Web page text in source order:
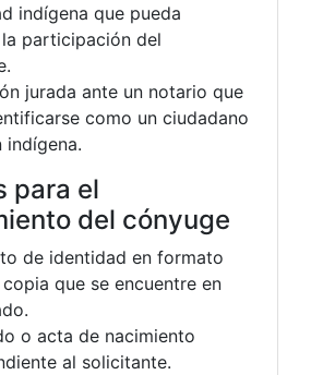
indígena que pueda
participación del
jurada ante un notario que
como un ciudadano
indígena.
para el
del cónyuge
de identidad en formato
que se encuentre en
o acta de nacimiento
al solicitante.